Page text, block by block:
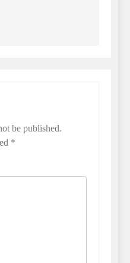
be published.
*